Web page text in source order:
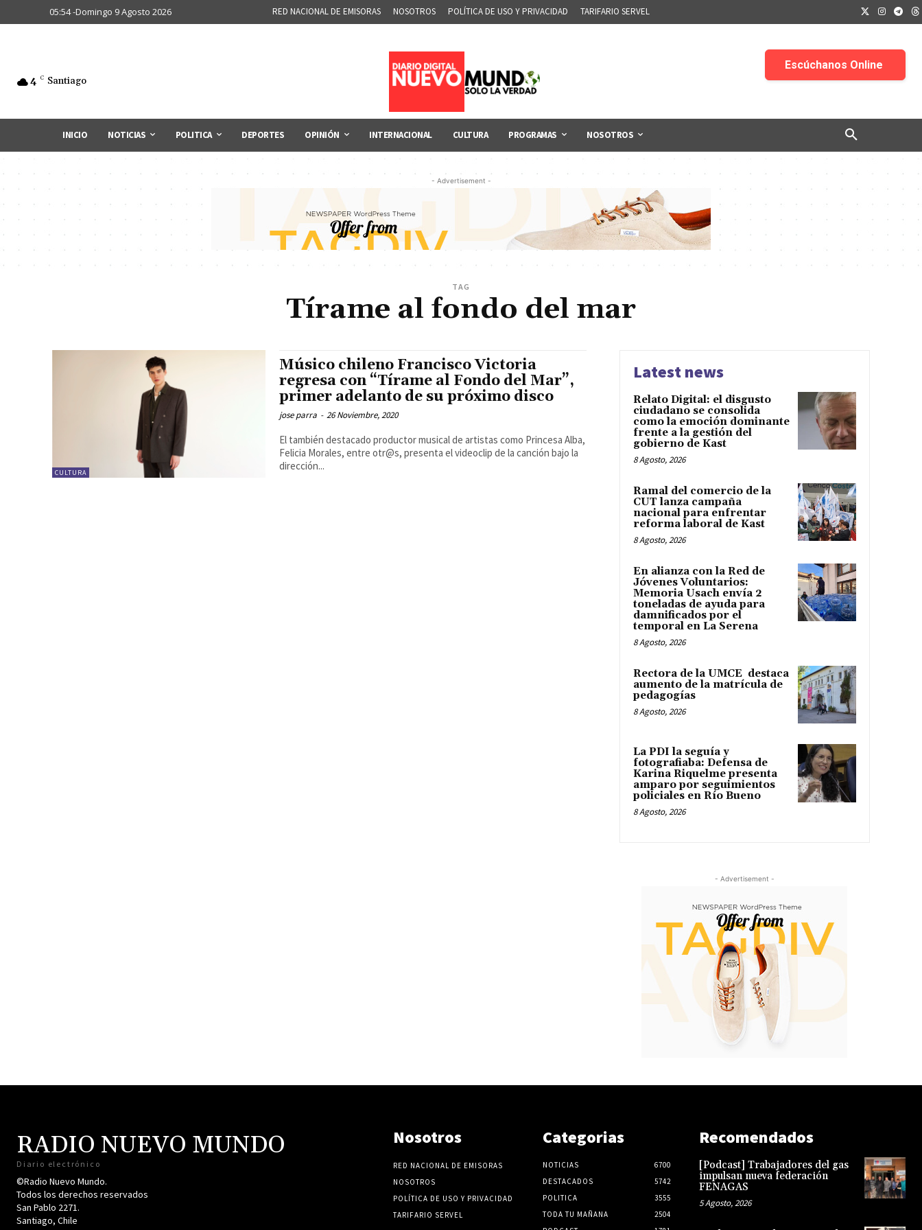
05:54 -Domingo 9 Agosto 2026 RED NACIONAL DE EMISORAS NOSOTROS POLÍTICA DE USO Y PRIVACIDAD TARIFARIO SERVEL
4 C Santiago
INICIO NOTICIAS POLITICA DEPORTES OPINIÓN INTERNACIONAL CULTURA PROGRAMAS NOSOTROS
- Advertisement -
TAG
Tírame al fondo del mar
CULTURA
Músico chileno Francisco Victoria
regresa con “Tírame al Fondo del Mar”,
primer adelanto de su próximo disco
jose parra - 26 Noviembre, 2020
El también destacado productor musical de artistas como Princesa Alba,
Felicia Morales, entre otr@s, presenta el videoclip de la canción bajo la
dirección...
Latest news
Relato Digital: el disgusto
ciudadano se consolida
como la emoción dominante
frente a la gestión del
gobierno de Kast
8 Agosto, 2026
Ramal del comercio de la
CUT lanza campaña
nacional para enfrentar
reforma laboral de Kast
8 Agosto, 2026
En alianza con la Red de
Jóvenes Voluntarios:
Memoria Usach envía 2
toneladas de ayuda para
damnificados por el
temporal en La Serena
8 Agosto, 2026
Rectora de la UMCE destaca
aumento de la matrícula de
pedagogías
8 Agosto, 2026
La PDI la seguía y
fotografiaba: Defensa de
Karina Riquelme presenta
amparo por seguimientos
policiales en Río Bueno
8 Agosto, 2026
- Advertisement -
RADIO NUEVO MUNDO
Diario electrónico
©Radio Nuevo Mundo.
Todos los derechos reservados
San Pablo 2271.
Santiago, Chile
Nosotros
RED NACIONAL DE EMISORAS
NOSOTROS
POLÍTICA DE USO Y PRIVACIDAD
TARIFARIO SERVEL
Categorias
NOTICIAS
6700
DESTACADOS
5742
POLITICA
3555
TODA TU MAÑANA
2504
Recomendados
[Podcast] Trabajadores del gas
impulsan nueva federación
FENAGAS
5 Agosto, 2026